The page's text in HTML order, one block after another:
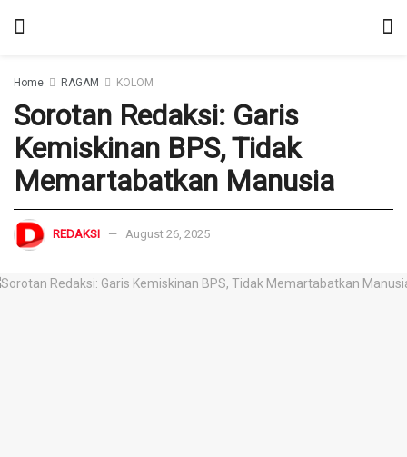
Home RAGAM KOLOM
Sorotan Redaksi: Garis
Kemiskinan BPS, Tidak
Memartabatkan Manusia
REDAKSI August 26, 2025